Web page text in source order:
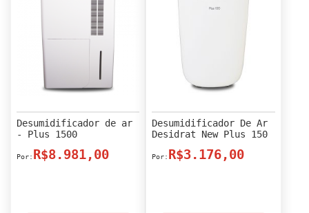
Desumidificador de ar
- Plus 1500
R$8.981,00
Desumidificador De Ar
Desidrat New Plus 150
R$3.176,00